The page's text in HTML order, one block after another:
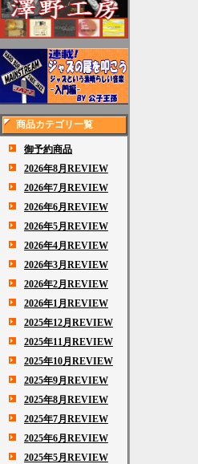
商品カテゴリ一覧
御予約商品
2026年8月REVIEW
2026年7月REVIEW
2026年6月REVIEW
2026年5月REVIEW
2026年4月REVIEW
2026年3月REVIEW
2026年2月REVIEW
2026年1月REVIEW
2025年12月REVIEW
2025年11月REVIEW
2025年10月REVIEW
2025年9月REVIEW
2025年8月REVIEW
2025年7月REVIEW
2025年6月REVIEW
2025年5月REVIEW